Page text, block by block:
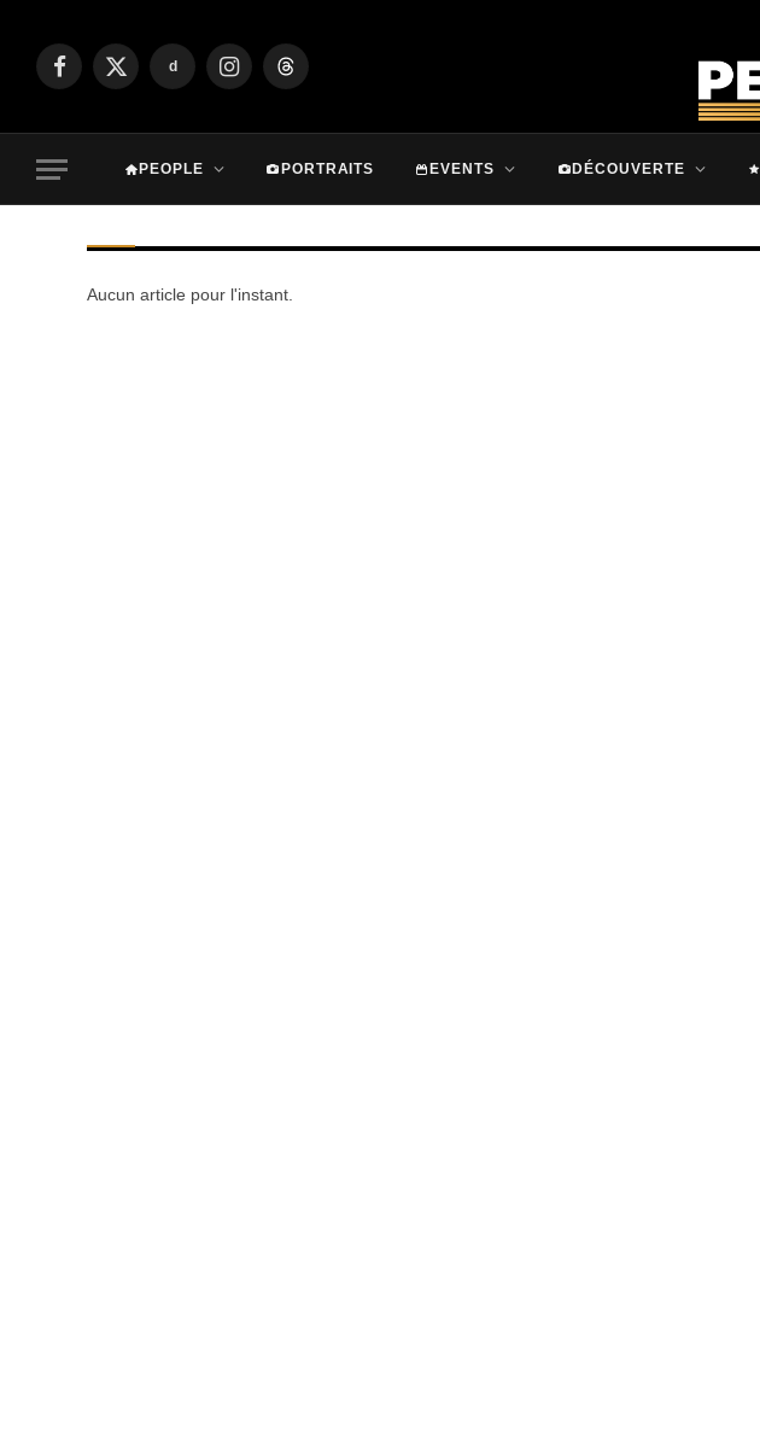
Facebook
X
d
InstagramThreads
PEOPLE PORTRAITS EVENTS DÉCOUVERTE
Aucun article pour l'instant.